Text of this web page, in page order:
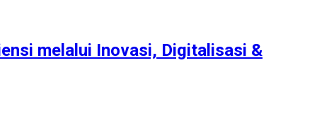
melalui Inovasi, Digitalisasi &